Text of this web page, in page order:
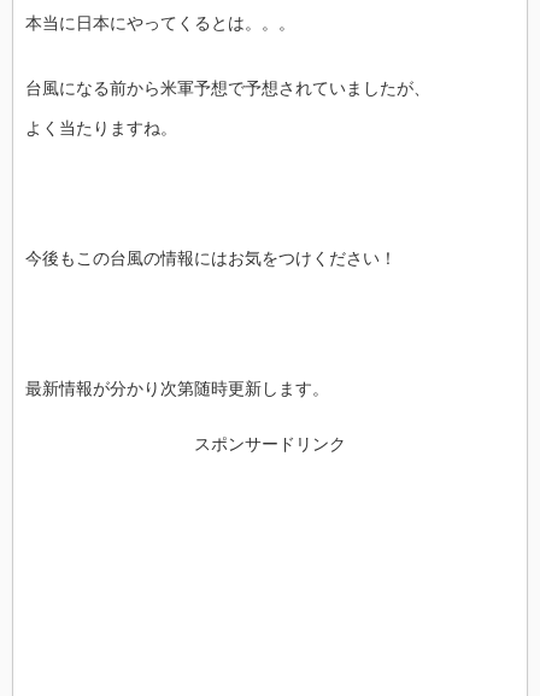
本当に日本にやってくるとは。。。
台風になる前から米軍予想で予想されていましたが、
よく当たりますね。
今後もこの台風の情報にはお気をつけください！
最新情報が分かり次第随時更新します。
スポンサードリンク